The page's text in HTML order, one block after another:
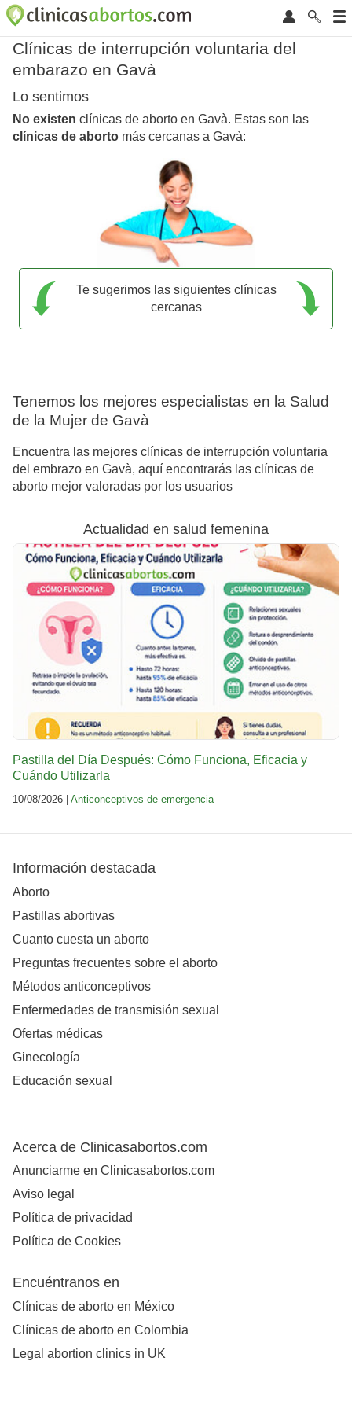
Clínicas de interrupción voluntaria del
embarazo en Gavà
Lo sentimos
No existen clínicas de aborto en Gavà. Estas son las
clínicas de aborto más cercanas a Gavà:
Te sugerimos las siguientes clínicas
cercanas
Tenemos los mejores especialistas en la Salud
de la Mujer de Gavà
Encuentra las mejores clínicas de interrupción voluntaria
del embrazo en Gavà, aquí encontrarás las clínicas de
aborto mejor valoradas por los usuarios
Actualidad en salud femenina
Pastilla del Día Después: Cómo Funciona, Eficacia y
Cuándo Utilizarla
10/08/2026 | Anticonceptivos de emergencia
Información destacada
Aborto
Pastillas abortivas
Cuanto cuesta un aborto
Preguntas frecuentes sobre el aborto
Métodos anticonceptivos
Enfermedades de transmisión sexual
Ofertas médicas
Ginecología
Educación sexual
Acerca de Clinicasabortos.com
Anunciarme en Clinicasabortos.com
Aviso legal
Política de privacidad
Política de Cookies
Encuéntranos en
Clínicas de aborto en México
Clínicas de aborto en Colombia
Legal abortion clinics in UK